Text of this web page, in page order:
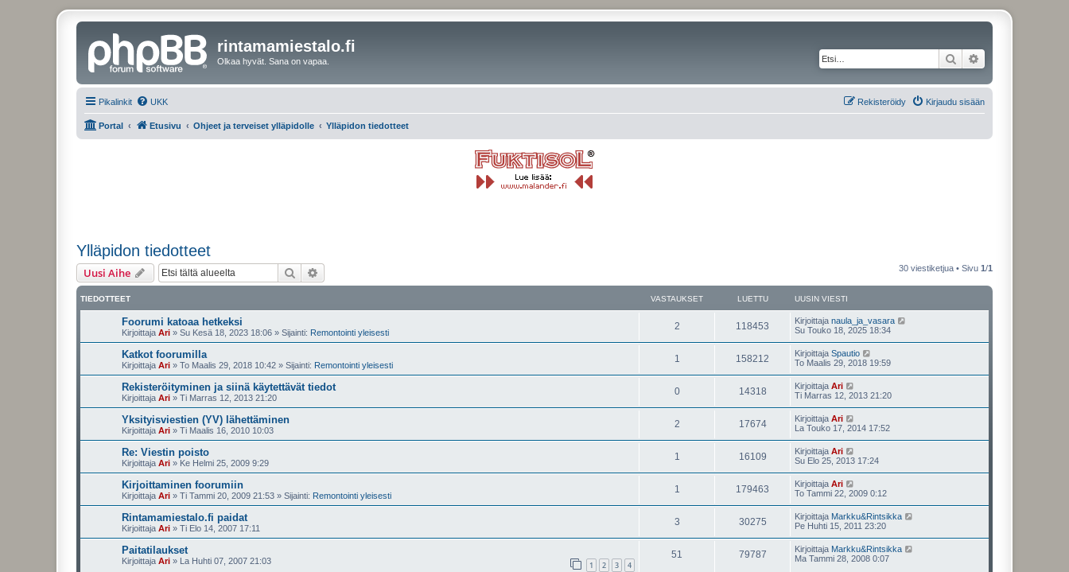
rintamamiestalo.fi
Olkaa hyvät. Sana on vapaa. Etsi
Pikalinkit UKK Kirjaudu sisään
Rekisteröidy
Portal Etusivu Ohjeet ja terveiset ylläpidolle Ylläpidon tiedotteet
Ylläpidon tiedotteet
Uusi Aihe Etsi 30 viestiketjua • Sivu 1/1
TIEDOTTEET VASTAUKSET LUETTU UUSIN VIESTI
Foorumi katoaa hetkeksi
Kirjoittaja Ari » Su Kesä 18, 2023 18:06 » Sijainti: Remontointi yleisesti
2 118453 Kirjoittaja naula_ja_vasara
Su Touko 18, 2025 18:34
Katkot foorumilla
Kirjoittaja Ari » To Maalis 29, 2018 10:42 » Sijainti: Remontointi yleisesti
1 158212 Kirjoittaja Spautio
To Maalis 29, 2018 19:59
Rekisteröityminen ja siinä käytettävät tiedot
Kirjoittaja Ari » Ti Marras 12, 2013 21:20
0 14318 Kirjoittaja Ari
Ti Marras 12, 2013 21:20
Yksityisviestien (YV) lähettäminen
Kirjoittaja Ari » Ti Maalis 16, 2010 10:03
2 17674 Kirjoittaja Ari
La Touko 17, 2014 17:52
Re: Viestin poisto
Kirjoittaja Ari » Ke Helmi 25, 2009 9:29
1 16109 Kirjoittaja Ari
Su Elo 25, 2013 17:24
Kirjoittaminen foorumiin
Kirjoittaja Ari » Ti Tammi 20, 2009 21:53 » Sijainti: Remontointi yleisesti
1 179463 Kirjoittaja Ari
To Tammi 22, 2009 0:12
Rintamamiestalo.fi paidat
Kirjoittaja Ari » Ti Elo 14, 2007 17:11
3 30275 Kirjoittaja Markku&Rintsikka
Pe Huhti 15, 2011 23:20
Paitatilaukset
Kirjoittaja Ari » La Huhti 07, 2007 21:03 1 2 3 4
51 79787 Kirjoittaja Markku&Rintsikka
Ma Tammi 28, 2008 0:07